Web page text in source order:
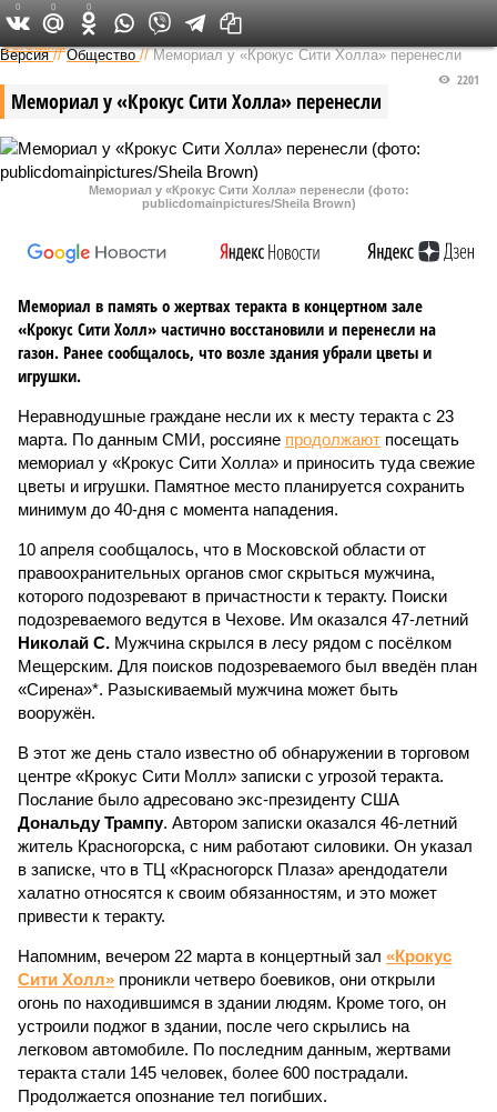
Федеральный выпуск
Версия //Общество //Мемориал у «Крокус Сити Холла» перенесли
Мемориал у «Крокус Сити Холла» перенесли
2201
Мемориал у «Крокус Сити Холла» перенесли (фото:
publicdomainpictures/Sheila Brown)
Мемориал в память о жертвах теракта в концертном зале
«Крокус Сити Холл» частично восстановили и перенесли на
газон. Ранее сообщалось, что возле здания убрали цветы и
игрушки.
Неравнодушные граждане несли их к месту теракта с 23
марта. По данным СМИ, россияне продолжают посещать
мемориал у «Крокус Сити Холла» и приносить туда свежие
цветы и игрушки. Памятное место планируется сохранить
минимум до 40-дня с момента нападения.
10 апреля сообщалось, что в Московской области от
правоохранительных органов смог скрыться мужчина,
которого подозревают в причастности к теракту. Поиски
подозреваемого ведутся в Чехове. Им оказался 47-летний
Николай С. Мужчина скрылся в лесу рядом с посёлком
Мещерским. Для поисков подозреваемого был введён план
«Сирена»*. Разыскиваемый мужчина может быть
вооружён.
В этот же день стало известно об обнаружении в торговом
центре «Крокус Сити Молл» записки с угрозой теракта.
Послание было адресовано экс-президенту США
Дональду Трампу. Автором записки оказался 46-летний
житель Красногорска, с ним работают силовики. Он указал
в записке, что в ТЦ «Красногорск Плаза» арендодатели
халатно относятся к своим обязанностям, и это может
привести к теракту.
Напомним, вечером 22 марта в концертный зал «Крокус
Сити Холл» проникли четверо боевиков, они открыли
огонь по находившимся в здании людям. Кроме того, он
устроили поджог в здании, после чего скрылись на
легковом автомобиле. По последним данным, жертвами
теракта стали 145 человек, более 600 пострадали.
Продолжается опознание тел погибших.
0 0 0